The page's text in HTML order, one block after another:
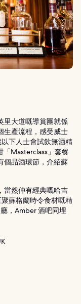
里大道嘅導賞團就係
生產流程，感受威士
下人士會試飲無酒精
Masterclass」套餐
個品酒環節，介紹蘇
當然仲有經典嘅哈吉
蘇格蘭時令食材嘅精
，Amber 酒吧同埋